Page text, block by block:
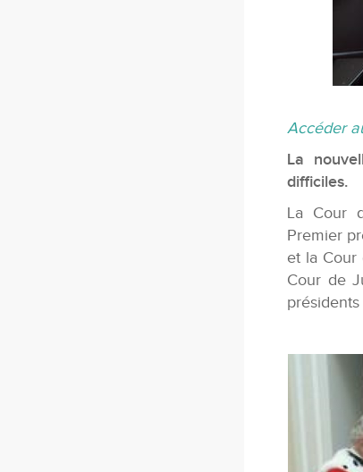
Accéder
La
difficiles.
La Cour
Premier
et la Cour
Cour de